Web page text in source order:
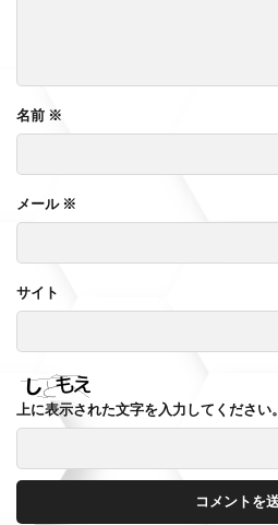
名前 ※
メール ※
サイト
上に表示された文字を入力してください。